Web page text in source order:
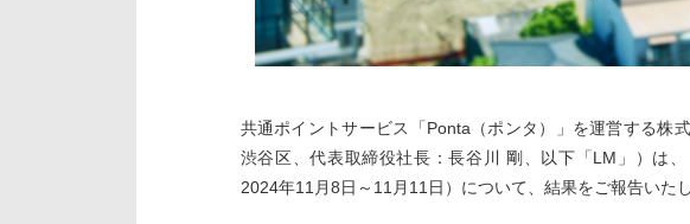
共通ポイントサービス「Ponta（ポンタ）」を運営する株
渋谷区、代表取締役社長：長谷川 剛、以下「LM」）は
2024年11月8日～11月11日）について、結果をご報告いたし